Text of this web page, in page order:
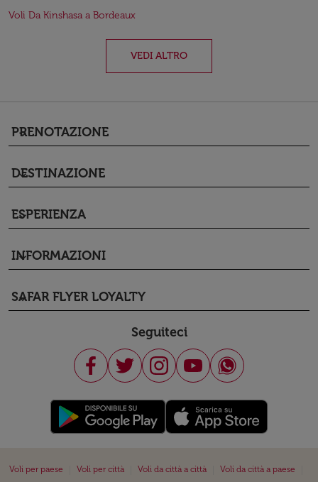
Voli Da Kinshasa a Bordeaux
VEDI ALTRO
PRENOTAZIONE
keyboard_arrow_down
DESTINAZIONE
keyboard_arrow_down
ESPERIENZA
keyboard_arrow_down
INFORMAZIONI
keyboard_arrow_down
SAFAR FLYER LOYALTY
keyboard_arrow_down
Seguiteci
Voli per paese Voli per città Voli da città a città Voli da città a paese